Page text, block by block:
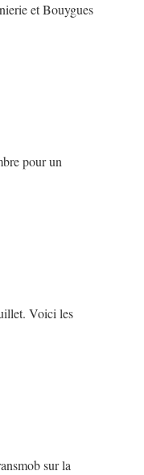
et Bouygues
pour un
Voici les
sur la